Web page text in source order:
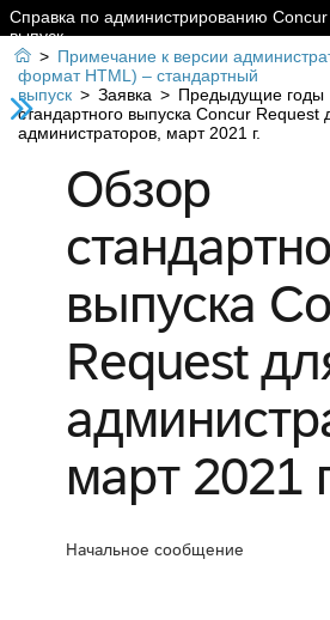
Справка по администрированию
выпуск
 > Примечание к версии
формат HTML) – стандартный
выпуск > Заявка > Предыдущие годы
стандартного выпуска Concur Request
администраторов, март 2021 г.
Обзор
выпуска
Request
март 2021
Начальное сообщение